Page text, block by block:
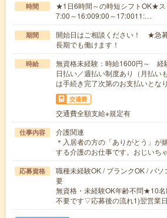
時間
★1日6時間～の時短シフトOK★ス
7:00～16:009:00～17:0011:…
期間
開始日はご相談ください！ ★急
長期でも働けます！
時給
無資格未経験：時給1600円～
日払い／週払い制度あり（月払い
は手続き完了次第のお支払いとなり
交通費
交通費全額支給※規定有
仕事内容
介護関連
＊入居者の方の「ありがとう」が
する介護のお仕事です。おじいち
応募資格
職種未経験OK / ブランクOK / パ
要
無資格・未経験OK年齢不問★10
不要です▽応募後の流れ1)翌営業